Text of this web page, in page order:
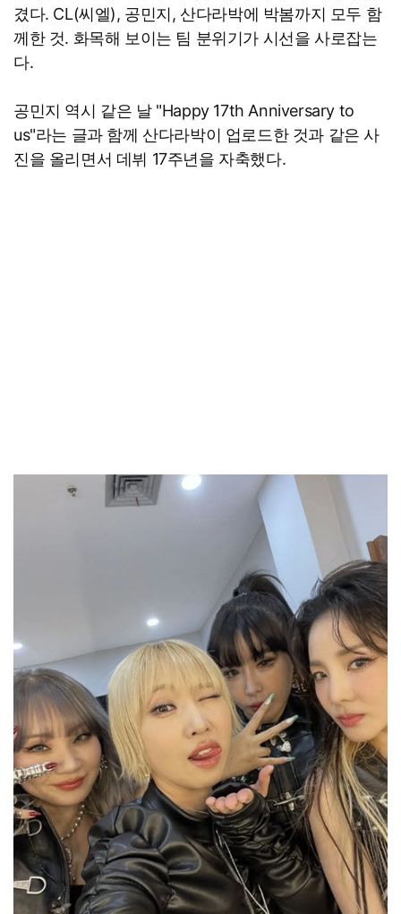
겼다. CL(씨엘), 공민지, 산다라박에 박봄까지 모두 함
께한 것. 화목해 보이는 팀 분위기가 시선을 사로잡는
다.
공민지 역시 같은 날 "Happy 17th Anniversary to
us"라는 글과 함께 산다라박이 업로드한 것과 같은 사
진을 올리면서 데뷔 17주년을 자축했다.